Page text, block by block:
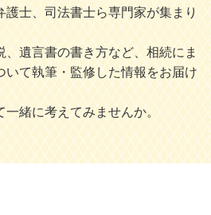
護士、司法書士ら専門家が集まり
、遺言書の書き方など、相続にま
いて執筆・監修した情報をお届け
一緒に考えてみませんか。